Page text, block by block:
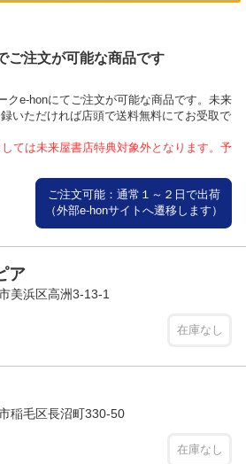
ご注文が可能な商品です
クe-honにてご注文が可能な商品です。未来
いただければ店頭で送料無料にてお受取で
ては未来屋書店特典対象外となります。予
ご注文可能：通常１～２日で出荷
（外部e-honサイトへ遷移します）
ア
美浜区高洲3-13-1
在庫なし
稲毛区長沼町330-50
在庫なし